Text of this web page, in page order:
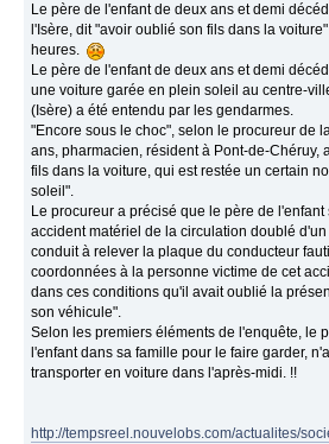
Le père de l'enfant de deux ans et demi
l'Isère, dit "avoir oublié son fils dans la
heures.
Le père de l'enfant de deux ans et demi
une voiture garée en plein soleil au centre-
(Isère) a été entendu par les gendarmes.
"Encore sous le choc", selon le procureur de
ans, pharmacien, résident à Pont-de-Chéruy,
fils dans la voiture, qui est restée un certain
soleil".
Le procureur a précisé que le père de
accident matériel de la circulation doublé
conduit à relever la plaque du conducteur
coordonnées à la personne victime de cet
dans ces conditions qu'il avait oublié la
son véhicule".
Selon les premiers éléments de l'enquête, le
l'enfant dans sa famille pour le faire garder,
transporter en voiture dans l'après-midi. !!
http://tempsreel.nouvelobs.com/actualites/